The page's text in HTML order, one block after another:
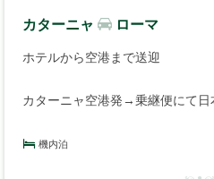
カターニャ ローマ
ホテルから空港まで送迎
カターニャ空港発→乗継便にて日
機内泊